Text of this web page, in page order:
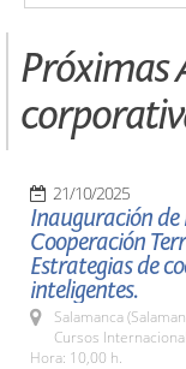
Próximas
21/10/2025
Inauguración de
Cooperación
Estrategias de
inteligentes.
Salamanca
Cursos
Hora: 10,00 h.